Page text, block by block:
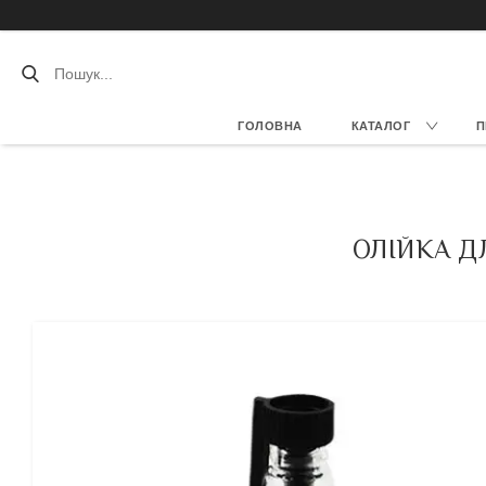
ГОЛОВНА КАТАЛОГ
ОЛІЙКА